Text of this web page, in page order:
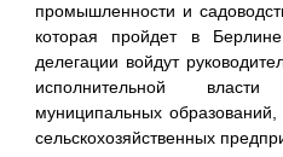
промышленности и
которая пройдет в
делегации войдут
исполнительной
муниципальных
сельскохозяйственных